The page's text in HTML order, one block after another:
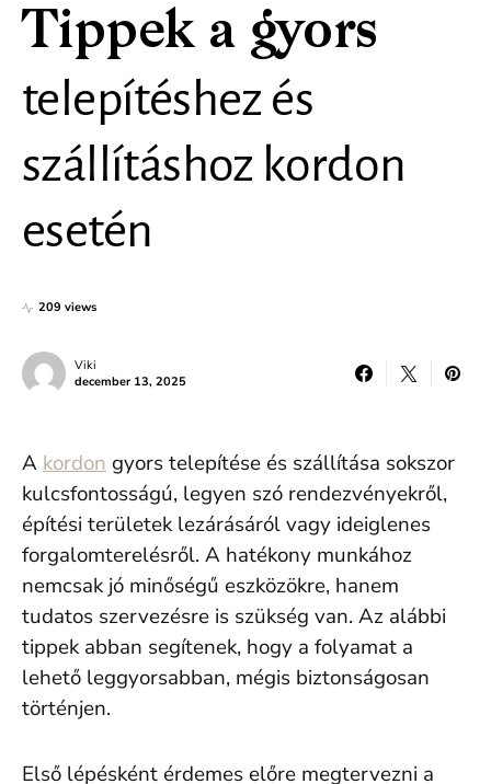
Tippek a gyors
telepítéshez és
szállításhoz kordon
esetén
209 views
Viki
december 13, 2025
A kordon gyors telepítése és szállítása sokszor
kulcsfontosságú, legyen szó rendezvényekről,
építési területek lezárásáról vagy ideiglenes
forgalomterelésről. A hatékony munkához
nemcsak jó minőségű eszközökre, hanem
tudatos szervezésre is szükség van. Az alábbi
tippek abban segítenek, hogy a folyamat a
lehető leggyorsabban, mégis biztonságosan
történjen.
Első lépésként érdemes előre megtervezni a